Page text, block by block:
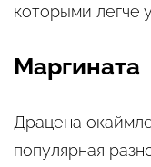
которыми легче
Маргината
Драцена
популярная